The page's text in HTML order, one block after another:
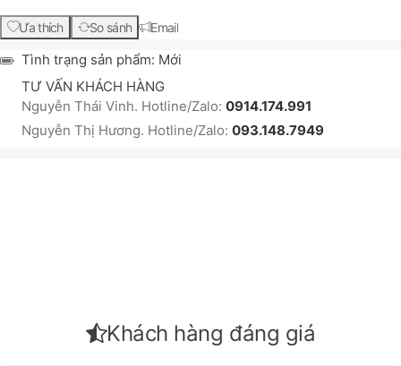
Ưa thích So sánh Email
Tình trạng sản phẩm: Mới
TƯ VẤN KHÁCH HÀNG
Nguyễn Thái Vinh. Hotline/Zalo: 0914.174.991
Nguyễn Thị Hương. Hotline/Zalo: 093.148.7949
Khách hàng đáng giá